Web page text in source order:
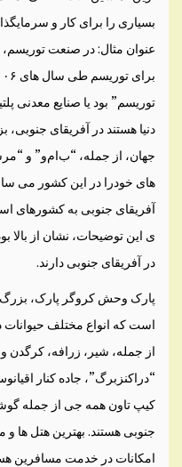
بسیاری را برای کار و
دنیا هستند در آفریقای
جهان، از جمله، “ب‌ام‌و” و
های خودرا در این کشور می
آفریقای جنوبی به کشورهای
ی این توضیحات، نشان از
در آفریقای جنوبی دارند.
پارک وحش کروگر پارک،
است که انواع مختلف حیوانات
از جمله، شیر، زرافه، کرگدن
“دراکنزبرگ”، جاده کنار
کیپ تاون همه جی‌ از جمله
جنوبی هستند. بهترین هتل ها و
امکانات در خدمت مسافرین